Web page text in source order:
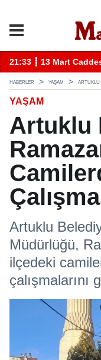
11:57 ┋ Midyat’ta
HABERLER YAŞAM ARTUKLU
YAŞAM
Artuklu
Artuklu
Müdürlüğü,
ilçedeki
çalışmalarını